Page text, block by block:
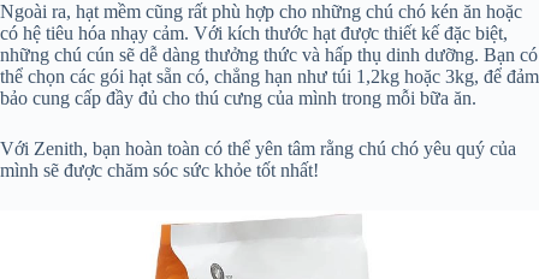
Ngoài ra, hạt mềm cũng rất phù hợp cho những chú chó kén ăn hoặc
có hệ tiêu hóa nhạy cảm. Với kích thước hạt được thiết kế đặc biệt,
những chú cún sẽ dễ dàng thưởng thức và hấp thụ dinh dưỡng. Bạn có
thể chọn các gói hạt sẵn có, chẳng hạn như túi 1,2kg hoặc 3kg, để đảm
bảo cung cấp đầy đủ cho thú cưng của mình trong mỗi bữa ăn.
Với Zenith, bạn hoàn toàn có thể yên tâm rằng chú chó yêu quý của
mình sẽ được chăm sóc sức khỏe tốt nhất!